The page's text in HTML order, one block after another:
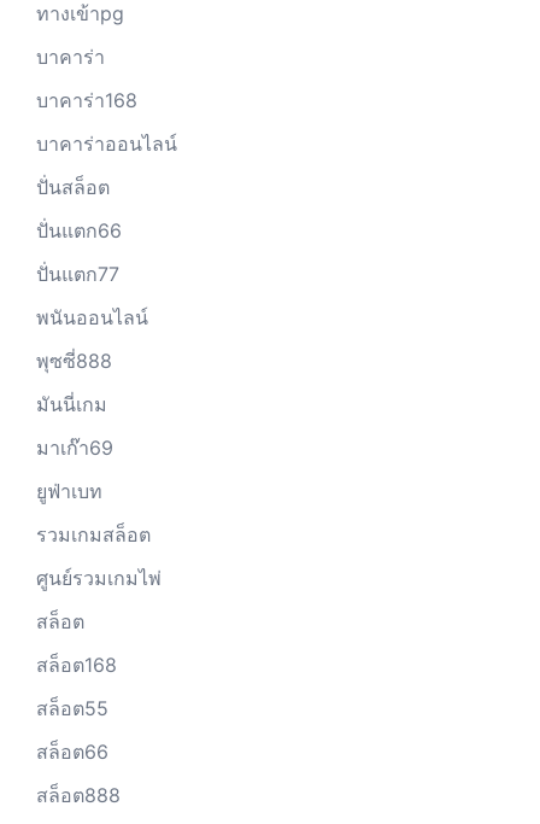
ทางเข้าpg
บาคาร่า
บาคาร่า168
บาคาร่าออนไลน์
ปั่นสล็อต
ปั่นแตก66
ปั่นแตก77
พนันออนไลน์
พุซซี่888
มันนี่เกม
มาเก๊า69
ยูฟ่าเบท
รวมเกมสล็อต
ศูนย์รวมเกมไพ่
สล็อต
สล็อต168
สล็อต55
สล็อต66
สล็อต888